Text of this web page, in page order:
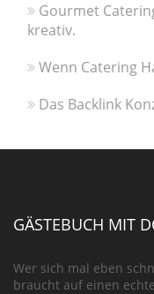
Gourmet
kreativ.
Wenn Catering
Das Backlink
GÄSTEBUCH MIT
Wer sich mal eben
braucht auf einen